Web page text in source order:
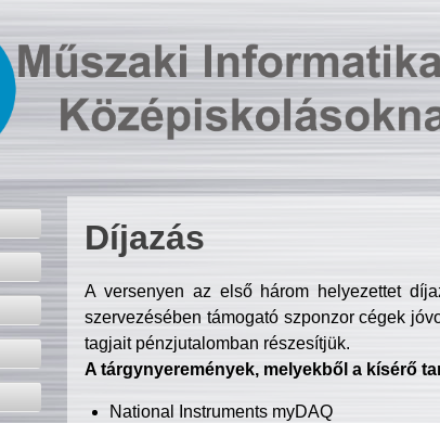
Díjazás
A versenyen az első három helyezettet
szervezésében támogató szponzor cégek
tagjait pénzjutalomban részesítjük.
A tárgynyeremények, melyekből a kísérő
National Instruments myDAQ